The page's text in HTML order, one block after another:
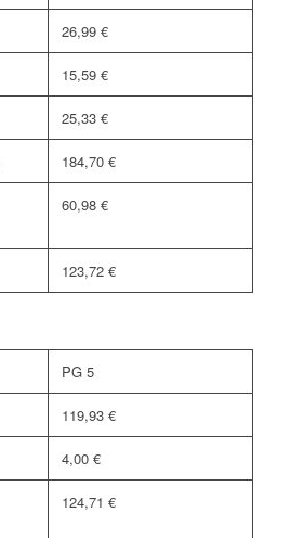
26,99 €
15,59 €
25,33 €
184,70 €
60,98 €
123,72 €
PG 5
119,93 €
4,00 €
124,71 €